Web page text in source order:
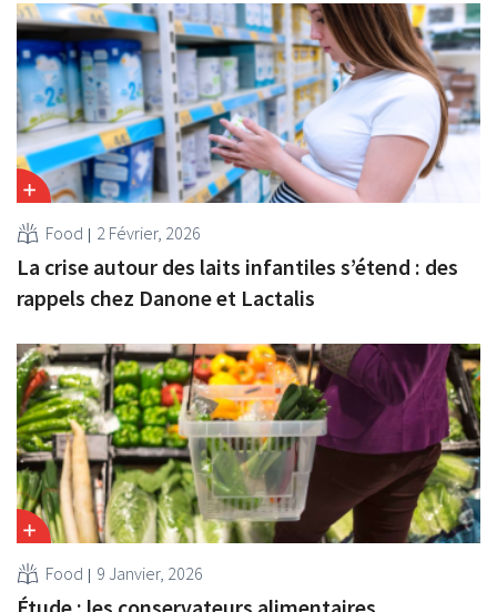
Food 2 Février, 2026
La crise autour des laits infantiles s’étend : des
rappels chez Danone et Lactalis
Food 9 Janvier, 2026